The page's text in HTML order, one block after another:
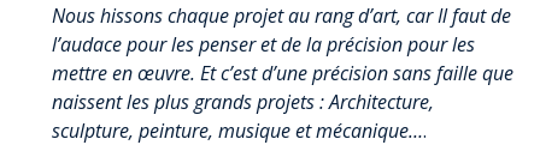
Nous hissons chaque projet au rang d’art, car Il faut de
l’audace pour les penser et de la précision pour les
mettre en œuvre. Et c’est d’une précision sans faille que
naissent les plus grands projets : Architecture,
sculpture, peinture, musique et mécanique….